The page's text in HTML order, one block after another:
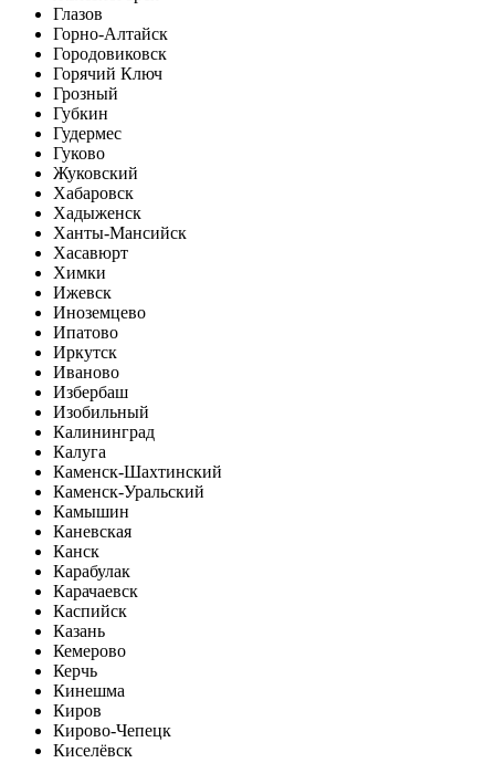
Глазов
Горно-Алтайск
Городовиковск
Горячий Ключ
Грозный
Губкин
Гудермес
Гуково
Жуковский
Хабаровск
Хадыженск
Ханты-Мансийск
Хасавюрт
Химки
Ижевск
Иноземцево
Ипатово
Иркутск
Иваново
Избербаш
Изобильный
Калининград
Калуга
Каменск-Шахтинский
Каменск-Уральский
Камышин
Каневская
Канск
Карабулак
Карачаевск
Каспийск
Казань
Кемерово
Керчь
Кинешма
Киров
Кирово-Чепецк
Киселёвск